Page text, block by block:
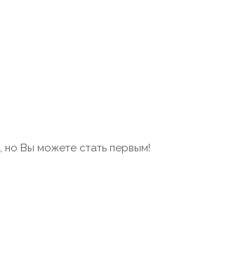
но Вы можете стать первым!